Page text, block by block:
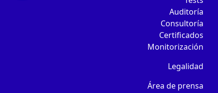
Auditoría
Consultoría
Certificados
Monitorización
Legalidad
Área de prensa